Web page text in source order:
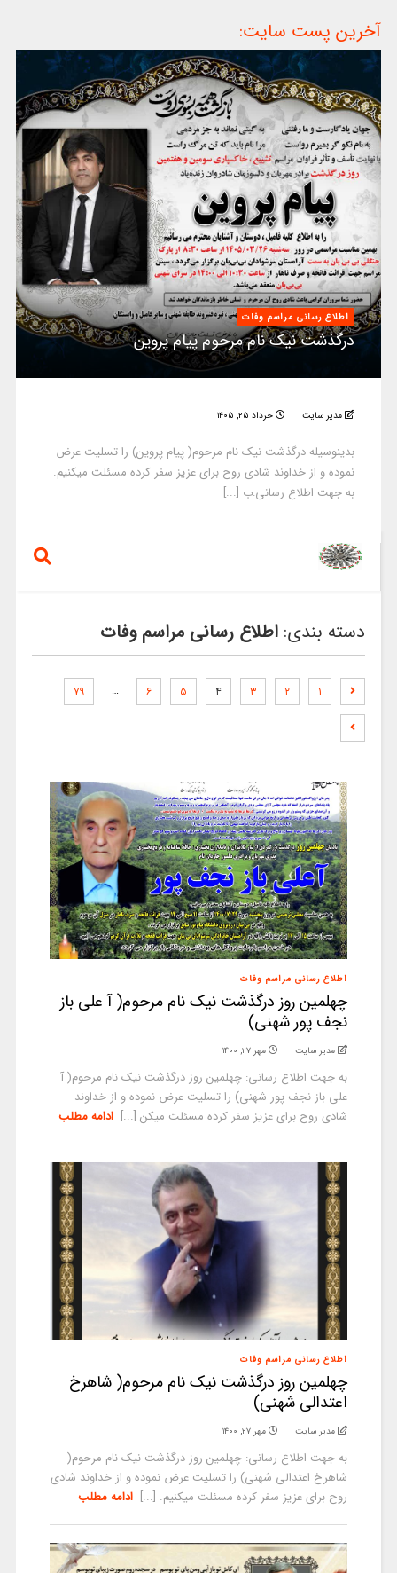
آخرین پست سایت:
اطلاع رسانی مراسم وفات
درگذشت نیک نام مرحوم پیام پروین
مدیر سایت خرداد ۲۵, ۱۴۰۵
بدینوسیله درگذشت نیک نام مرحوم( پیام پروین) را تسلیت عرض
نموده و از خداوند شادی روح برای عزیز سفر کرده مسئلت میکنیم.
به جهت اطلاع رسانی:ب [...]
دسته بندی: اطلاع رسانی مراسم وفات
۱ ۲ ۳ ۴ ۵ ۶ … ۷۹
اطلاع رسانی مراسم وفات
چهلمین روز درگذشت نیک نام مرحوم( آ علی باز
نجف پور شهنی)
مدیر سایت مهر ۲۷, ۱۴۰۰
به جهت اطلاع رسانی: چهلمین روز درگذشت نیک نام مرحوم( آ
علی باز نجف پور شهنی) را تسلیت عرض نموده و از خداوند
شادی روح برای عزیز سفر کرده مسئلت میکن [...] ادامه مطلب
اطلاع رسانی مراسم وفات
چهلمین روز درگذشت نیک نام مرحوم( شاهرخ
اعتدالی شهنی)
مدیر سایت مهر ۲۷, ۱۴۰۰
به جهت اطلاع رسانی: چهلمین روز درگذشت نیک نام مرحوم(
شاهرخ اعتدالی شهنی) را تسلیت عرض نموده و از خداوند شادی
روح برای عزیز سفر کرده مسئلت میکنیم. [...] ادامه مطلب